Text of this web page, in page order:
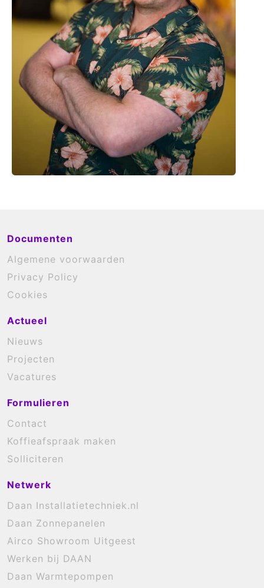
Documenten
Algemene voorwaarden
Privacy Policy
Cookies
Actueel
Nieuws
Projecten
Vacatures
Formulieren
Contact
Koffieafspraak maken
Solliciteren
Netwerk
Daan Installatietechniek.nl
Daan Zonnepanelen
Airco Showroom Uitgeest
Werken bij DAAN
Daan Warmtepompen